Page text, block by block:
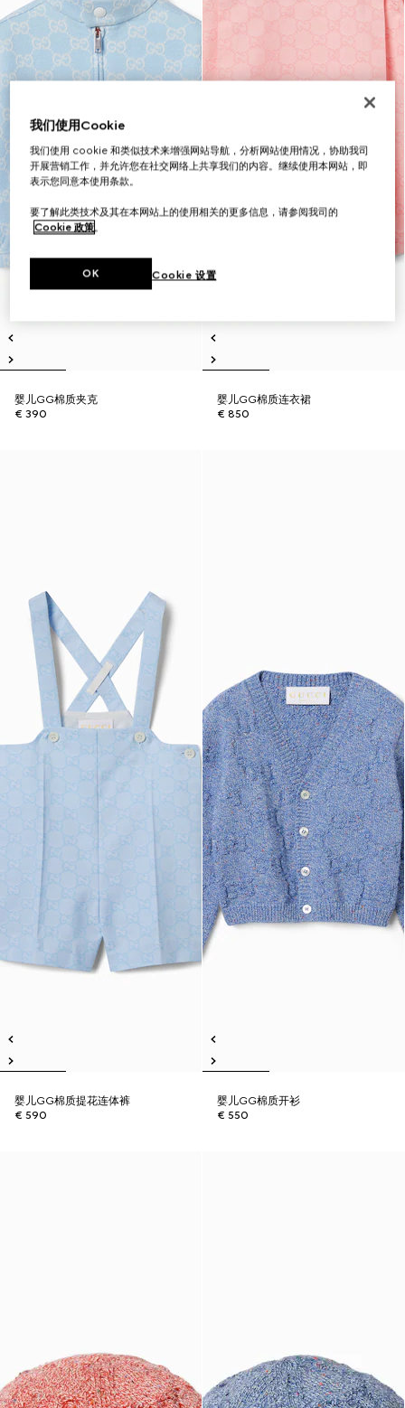
婴儿GG棉质夹克
€ 390
婴儿GG棉质连衣裙
€ 850
婴儿GG棉质提花连体裤
€ 590
婴儿GG棉质开衫
€ 550
我们使用Cookie
我们使用 cookie 和类似技术来增强网站导航，分析网站使用情况，协助我司
开展营销工作，并允许您在社交网络上共享我们的内容。继续使用本网站，即
表示您同意本使用条款。
要了解此类技术及其在本网站上的使用相关的更多信息，请参阅我司的
Cookie 政策。
Cookie 设置
OK